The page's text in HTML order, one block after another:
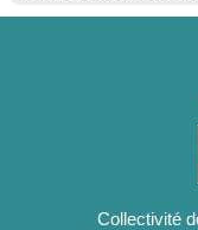
Collectivité